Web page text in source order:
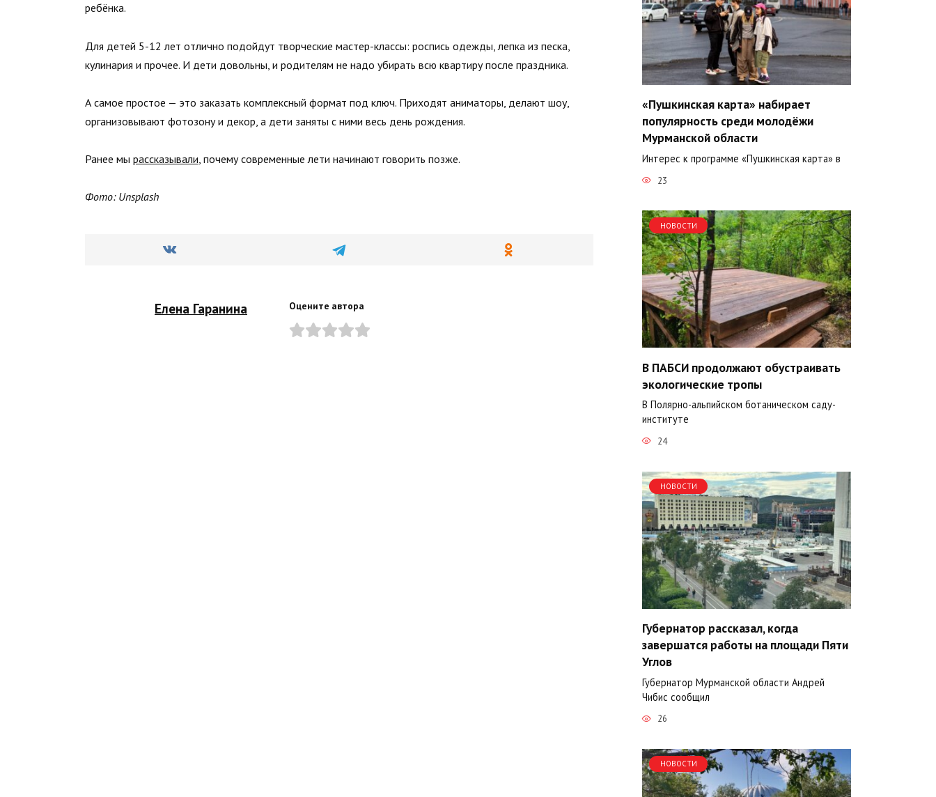
ребёнка.
Для детей 5-12 лет отлично подойдут творческие мастер-классы: роспись одежды, лепка из песка,
кулинария и прочее. И дети довольны, и родителям не надо убирать всю квартиру после праздника.
А самое простое — это заказать комплексный формат под ключ. Приходят аниматоры, делают шоу,
организовывают фотозону и декор, а дети заняты с ними весь день рождения.
Ранее мы рассказывали , почему современные лети начинают говорить позже.
Фото: Unsplash
Елена Гаранина Оцените автора
«Пушкинская карта» набирает
популярность среди молодёжи
Мурманской области
Интерес к программе «Пушкинская карта» в
23
НОВОСТИ
В ПАБСИ продолжают обустраивать
экологические тропы
В Полярно-альпийском ботаническом саду-
институте
24
НОВОСТИ
Губернатор рассказал, когда
завершатся работы на площади Пяти
Углов
Губернатор Мурманской области Андрей
Чибис сообщил
26
НОВОСТИ